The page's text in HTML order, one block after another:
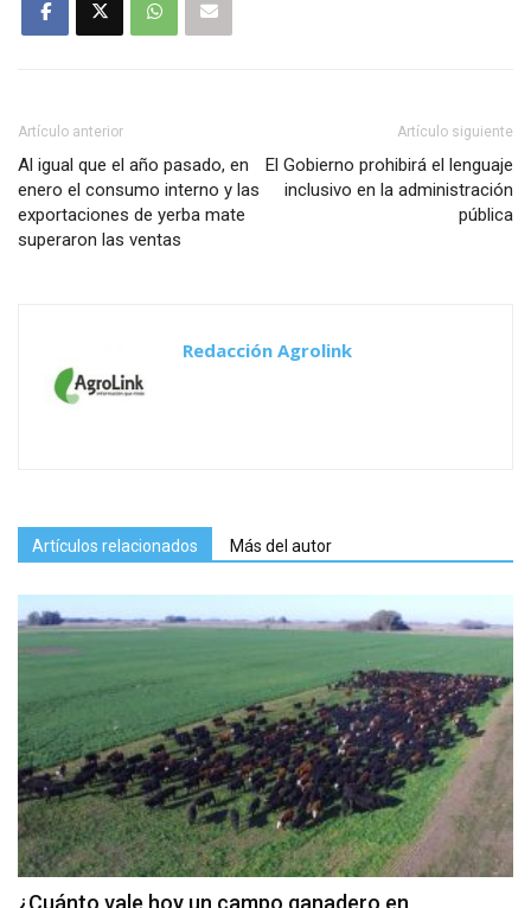
Artículo anterior
Al igual que el año pasado, en
enero el consumo interno y las
exportaciones de yerba mate
superaron las ventas
Artículo siguiente
El Gobierno prohibirá el lenguaje
inclusivo en la administración
pública
Redacción Agrolink
Artículos relacionados Más del autor
¿Cuánto vale hoy un campo ganadero en